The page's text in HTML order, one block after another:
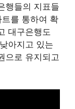
행들의 지표들
를 통하여 확
대구은행도
아지고 있는
으로 유지되고